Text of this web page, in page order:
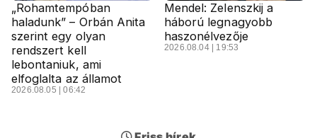
„Rohamtempóban
haladunk” – Orbán Anita
szerint egy olyan
rendszert kell
lebontaniuk, ami
elfoglalta az államot
2026.08.05 | 06:42
Mendel: Zelenszkij a
háború legnagyobb
haszonélvezője
2026.08.04 | 19:53